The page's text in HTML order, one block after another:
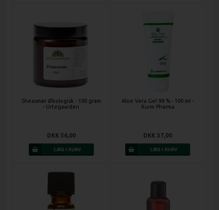
Sheasmør Økologisk - 100 gram
- Urtegaarden
DKK 56,00
Aloe Vera Gel 99 % - 100 ml -
Kurm Pharma
DKK 37,00